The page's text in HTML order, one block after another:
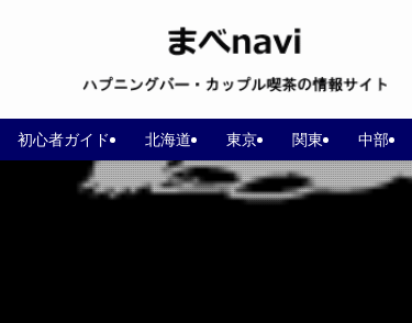
初心者ガイド 北海道 東京 関東 中部